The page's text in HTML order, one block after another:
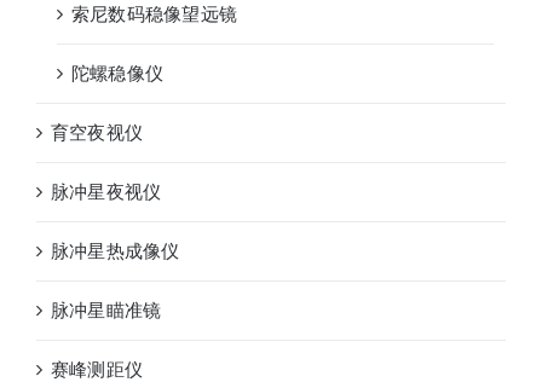
索尼数码稳像望远镜
陀螺稳像仪
育空夜视仪
脉冲星夜视仪
脉冲星热成像仪
脉冲星瞄准镜
赛峰测距仪